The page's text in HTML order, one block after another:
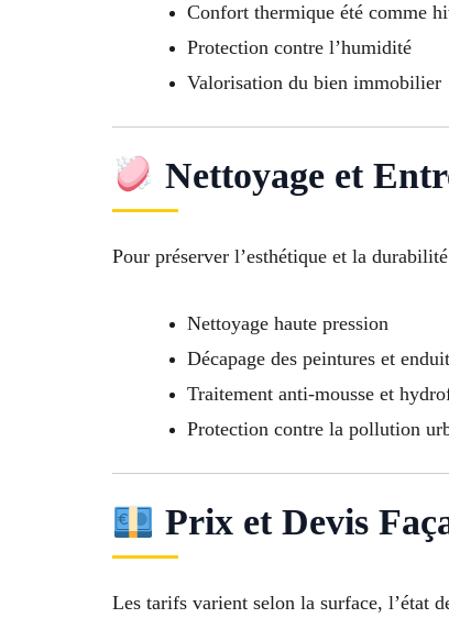
Confort thermique été comme
Protection contre l’humidité
Valorisation du bien immobilier
Nettoyage et
Pour préserver l’esthétique et la
Nettoyage haute pression
Décapage des peintures et
Traitement anti-mousse et
Protection contre la pollution
Prix et Devis
Les tarifs varient selon la surface, l’état